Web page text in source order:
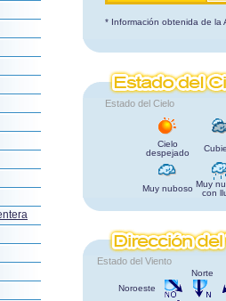
* Información obtenida de la
Estado del Cielo
Cielo
despejado
Muy nuboso Muy
con
Estado del Viento
Norte
Noroeste